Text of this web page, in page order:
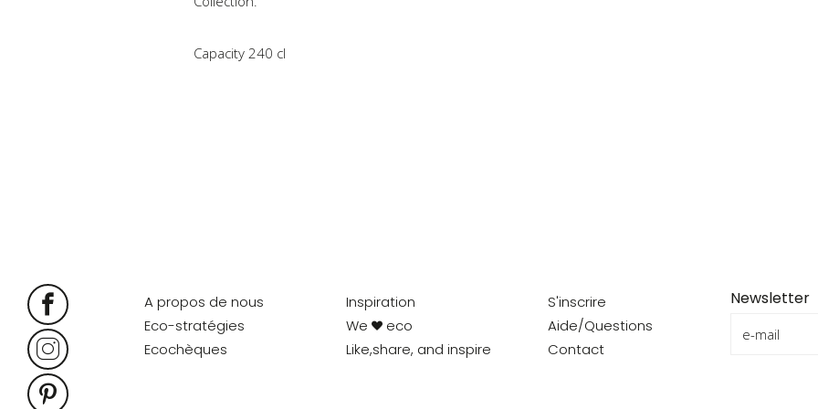
Capacity 240 cl
A propos de nous
Eco-stratégies
Ecochèques
Inspiration
We
eco
Like,share, and inspire
S'inscrire
Aide/Questions
Contact
Newsletter